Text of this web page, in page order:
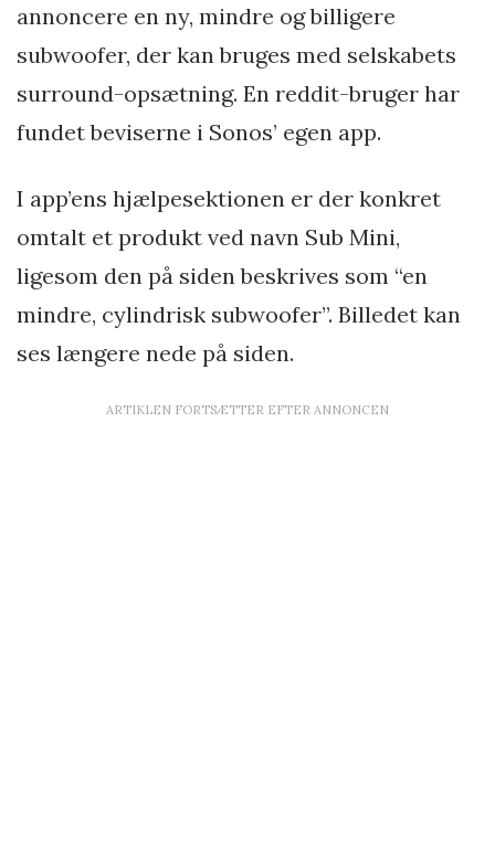
annoncere en ny, mindre og billigere
subwoofer, der kan bruges med selskabets
surround-opsætning. En reddit-bruger har
fundet beviserne i Sonos’ egen app.
I app’ens hjælpesektionen er der konkret
omtalt et produkt ved navn Sub Mini,
ligesom den på siden beskrives som “en
mindre, cylindrisk subwoofer”. Billedet kan
ses længere nede på siden.
ARTIKLEN FORTSÆTTER EFTER ANNONCEN